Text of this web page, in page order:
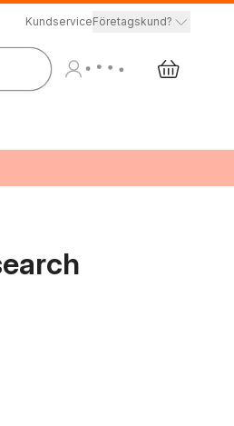
KundserviceFöretagskund?